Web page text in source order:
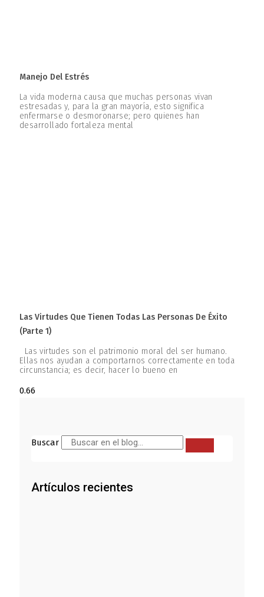
Manejo Del Estrés
La vida moderna causa que muchas personas vivan
estresadas y, para la gran mayoría, esto significa
enfermarse o desmoronarse; pero quienes han
desarrollado fortaleza mental
Las Virtudes Que Tienen Todas Las Personas De Éxito
(parte 1)
Las virtudes son el patrimonio moral del ser humano.
Ellas nos ayudan a comportarnos correctamente en toda
circunstancia; es decir, hacer lo bueno en
Buscar
Artículos recientes